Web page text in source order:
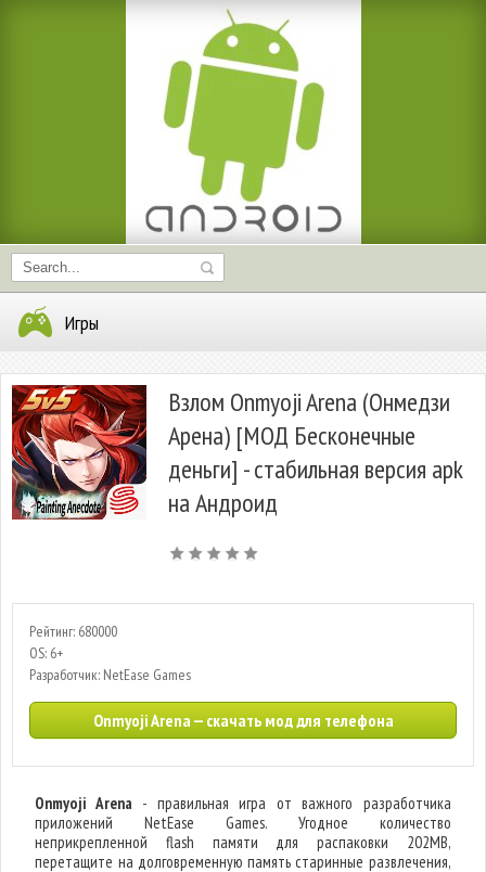
Игры
Взлом Onmyoji Arena (Онмедзи
Арена) [МОД Бесконечные
деньги] - стабильная версия apk
на Андроид
Рейтинг: 680000
OS: 6+
Разработчик: NetEase Games
Onmyoji Arena — скачать мод для телефона
Onmyoji Arena- правильная игра от важного разработчика
приложений NetEase Games. Угодное количество
неприкрепленной flash памяти для распаковки 202MB,
перетащите на долговременную память старинные развлечения,